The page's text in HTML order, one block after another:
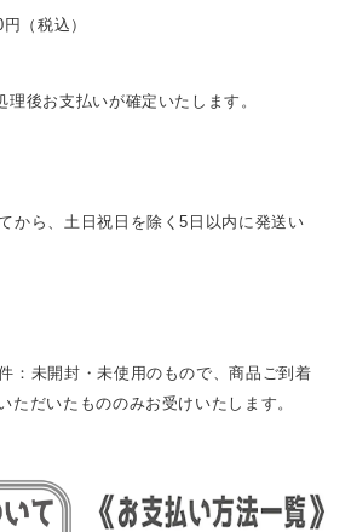
（税込）
理後お支払いが確定いたします。
から、土日祝日を除く5日以内に発送い
：未開封・未使用のもので、商品ご到着
ただいたもののみお受けいたします。